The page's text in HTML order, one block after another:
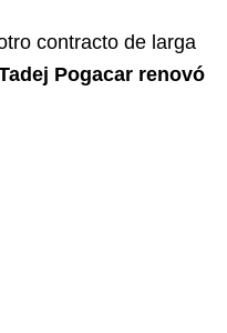
contracto de larga
Pogacar renovó